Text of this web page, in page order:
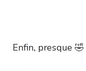
Enfin, presque 🤣